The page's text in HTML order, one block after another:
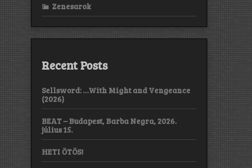
Zenesarok
Recent Posts
Sellsword: …With Might and Vengeance
(2026)
BEAT – Budapest, Barba Negra, 2026.
július 15.
HETI ÖTÖS!